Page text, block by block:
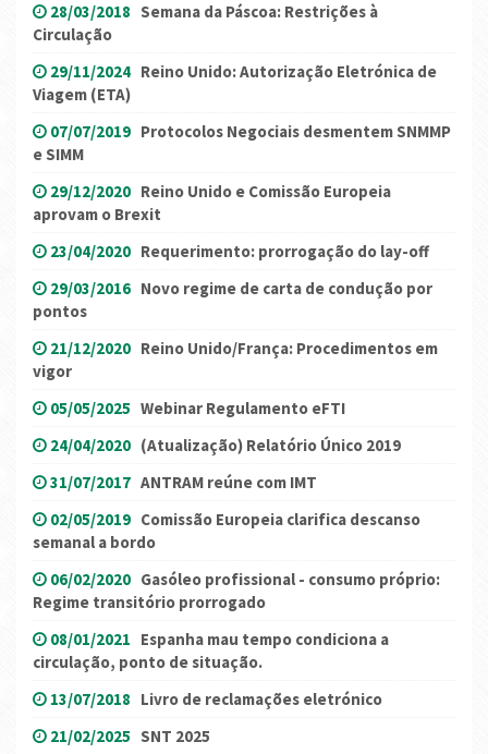
28/03/2018 Semana da Páscoa: Restrições à
Circulação
29/11/2024 Reino Unido: Autorização Eletrónica de
Viagem (ETA)
07/07/2019 Protocolos Negociais desmentem SNMMP
e SIMM
29/12/2020 Reino Unido e Comissão Europeia
aprovam o Brexit
23/04/2020 Requerimento: prorrogação do lay-off
29/03/2016 Novo regime de carta de condução por
pontos
21/12/2020 Reino Unido/França: Procedimentos em
vigor
05/05/2025 Webinar Regulamento eFTI
24/04/2020 (Atualização) Relatório Único 2019
31/07/2017 ANTRAM reúne com IMT
02/05/2019 Comissão Europeia clarifica descanso
semanal a bordo
06/02/2020 Gasóleo profissional - consumo próprio:
Regime transitório prorrogado
08/01/2021 Espanha mau tempo condiciona a
circulação, ponto de situação.
13/07/2018 Livro de reclamações eletrónico
21/02/2025 SNT 2025